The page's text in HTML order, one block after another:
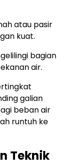
atau pasir
kuat.
bagian
air.
galian
beban air
runtuh ke
Teknik